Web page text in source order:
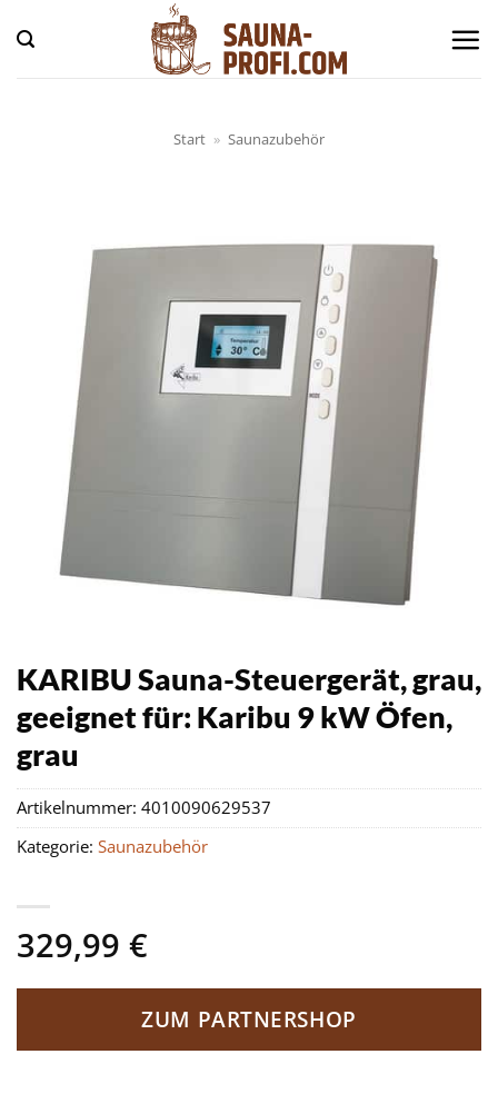
Inhalt
springen
Start » Saunazubehör
KARIBU Sauna-Steuergerät, grau,
geeignet für: Karibu 9 kW Öfen,
grau
329,99 €
ZUM PARTNERSHOP
Artikelnummer: 4010090629537
Kategorie: Saunazubehör